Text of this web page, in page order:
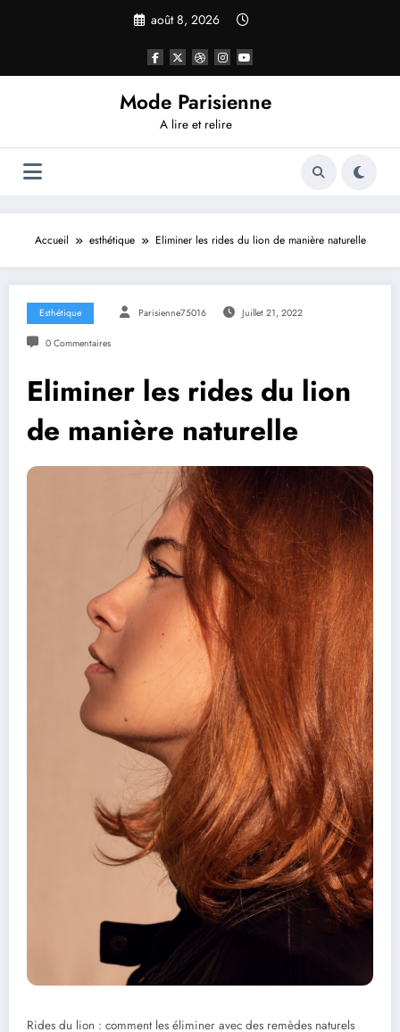
août 8, 2026
Mode Parisienne
A lire et relire
Accueil esthétique Eliminer les rides du lion de manière naturelle
Esthétique Parisienne75016 Juillet 21, 2022
0 Commentaires
Eliminer les rides du lion
de manière naturelle
Rides du lion : comment les éliminer avec des remèdes naturels